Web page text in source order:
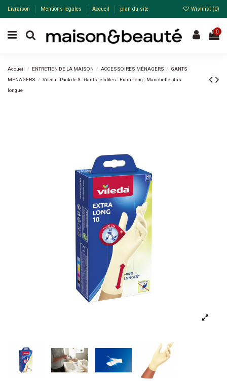
Livraison Mentions légales Accueil plan du site Wishlist (0)
0
Accueil ENTRETIEN DE LA MAISON ACCESSOIRES MÉNAGERS
GANTS
MENAGERS
Vileda - Pack de 3 - Gants jetables - Extra Long - Manchette plus
longue